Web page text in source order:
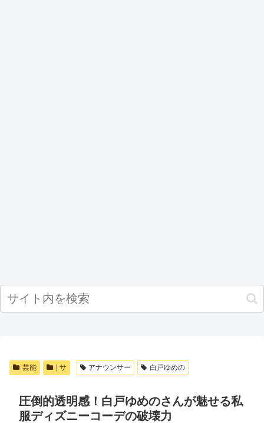
芸能 | サ アナウンサー 白戸ゆめの
圧倒的透明感！白戸ゆめのさんが魅せる私
服ディズニーコーデの破壊力